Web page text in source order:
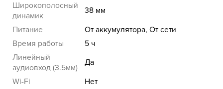
Широкополосный
динамик
38 мм
Питание
От аккумулятора, От сети
Время работы
5 ч
Линейный
аудиовход (3.5мм)
Да
Wi-Fi
Нет